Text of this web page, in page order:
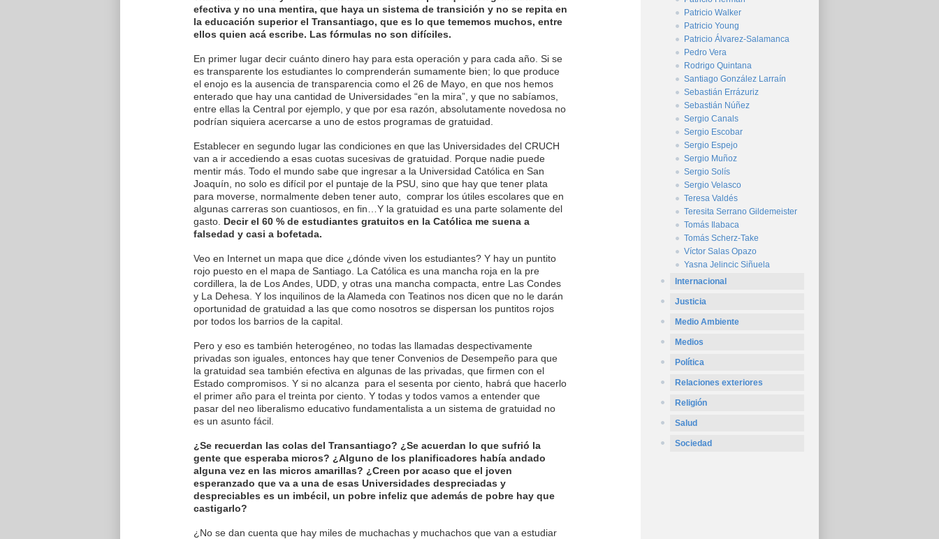
efectiva y no una mentira, que haya un sistema de transición y no se repita en
la educación superior el Transantiago, que es lo que tememos muchos, entre
ellos quien acá escribe. Las fórmulas no son difíciles.
En primer lugar decir cuánto dinero hay para esta operación y para cada año. Si se
es transparente los estudiantes lo comprenderán sumamente bien; lo que produce
el enojo es la ausencia de transparencia como el 26 de Mayo, en que nos hemos
enterado que hay una cantidad de Universidades “en la mira”, y que no sabíamos,
entre ellas la Central por ejemplo, y que por esa razón, absolutamente novedosa no
podrían siquiera acercarse a uno de estos programas de gratuidad.
Establecer en segundo lugar las condiciones en que las Universidades del CRUCH
van a ir accediendo a esas cuotas sucesivas de gratuidad. Porque nadie puede
mentir más. Todo el mundo sabe que ingresar a la Universidad Católica en San
Joaquín, no solo es difícil por el puntaje de la PSU, sino que hay que tener plata
para moverse, normalmente deben tener auto, comprar los útiles escolares que en
algunas carreras son cuantiosos, en fin…Y la gratuidad es una parte solamente del
gasto. Decir el 60 % de estudiantes gratuitos en la Católica me suena a
falsedad y casi a bofetada.
Veo en Internet un mapa que dice ¿dónde viven los estudiantes? Y hay un puntito
rojo puesto en el mapa de Santiago. La Católica es una mancha roja en la pre
cordillera, la de Los Andes, UDD, y otras una mancha compacta, entre Las Condes
y La Dehesa. Y los inquilinos de la Alameda con Teatinos nos dicen que no le darán
oportunidad de gratuidad a las que como nosotros se dispersan los puntitos rojos
por todos los barrios de la capital.
Pero y eso es también heterogéneo, no todas las llamadas despectivamente
privadas son iguales, entonces hay que tener Convenios de Desempeño para que
la gratuidad sea también efectiva en algunas de las privadas, que firmen con el
Estado compromisos. Y si no alcanza para el sesenta por ciento, habrá que hacerlo
el primer año para el treinta por ciento. Y todas y todos vamos a entender que
pasar del neo liberalismo educativo fundamentalista a un sistema de gratuidad no
es un asunto fácil.
¿Se recuerdan las colas del Transantiago? ¿Se acuerdan lo que sufrió la
gente que esperaba micros? ¿Alguno de los planificadores había andado
alguna vez en las micros amarillas? ¿Creen por acaso que el joven
esperanzado que va a una de esas Universidades despreciadas y
despreciables es un imbécil, un pobre infeliz que además de pobre hay que
castigarlo?
¿No se dan cuenta que hay miles de muchachas y muchachos que van a estudiar
Patricio Walker
Patricio Young
Patricio Álvarez-Salamanca
Pedro Vera
Rodrigo Quintana
Santiago González Larraín
Sebastián Errázuriz
Sebastián Núñez
Sergio Canals
Sergio Escobar
Sergio Espejo
Sergio Muñoz
Sergio Solís
Sergio Velasco
Teresa Valdés
Teresita Serrano Gildemeister
Tomás Ilabaca
Tomás Scherz-Take
Víctor Salas Opazo
Yasna Jelincic Siñuela
Internacional
Justicia
Medio Ambiente
Medios
Política
Relaciones exteriores
Religión
Salud
Sociedad